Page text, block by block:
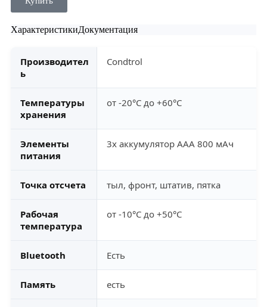
ХарактеристикиДокументация
Производител
ь
Condtrol
Температуры
хранения
от -20°С до +60°С
Элементы
питания
3х аккумулятор ААА 800 мАч
Точка отсчета тыл, фронт, штатив, пятка
Рабочая
температура
от -10°С до +50°С
Bluetooth Есть
Память есть